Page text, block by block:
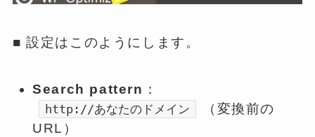
■ 設定はこのようにします。
Search pattern ：
http://あなたのドメイン
（変換前の
URL）